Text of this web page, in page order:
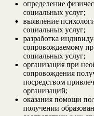
определение
социальных услуг;
выявление
социальных услуг;
разработка
сопровождаемому
социальных услуг;
организация при
сопровождения
посредством
организаций;
оказания помощи
получении